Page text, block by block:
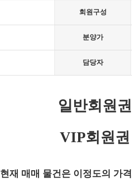
회원구성
분양가
담당자
일반회원
VIP회원권
현재 매매 물건은 이정도의 가